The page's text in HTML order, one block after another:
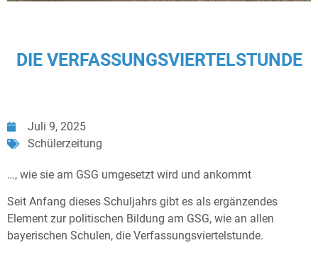
DIE VERFASSUNGSVIERTELSTUNDE
Juli 9, 2025
Schülerzeitung
…, wie sie am GSG umgesetzt wird und ankommt
Seit Anfang dieses Schuljahrs gibt es als ergänzendes
Element zur politischen Bildung am GSG, wie an allen
bayerischen Schulen, die Verfassungsviertelstunde.